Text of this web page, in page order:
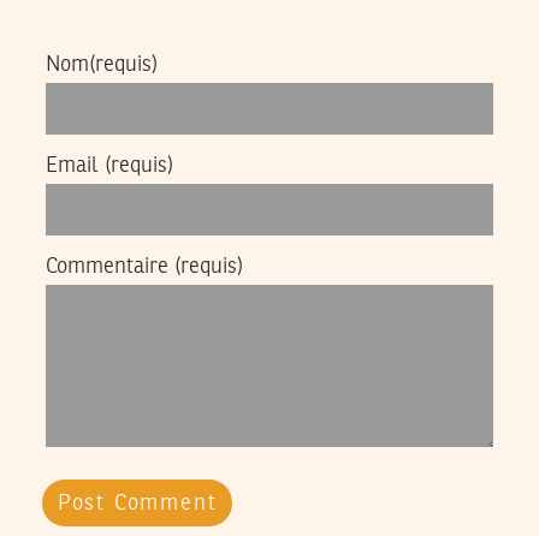
Nom(requis)
Email (requis)
Commentaire (requis)